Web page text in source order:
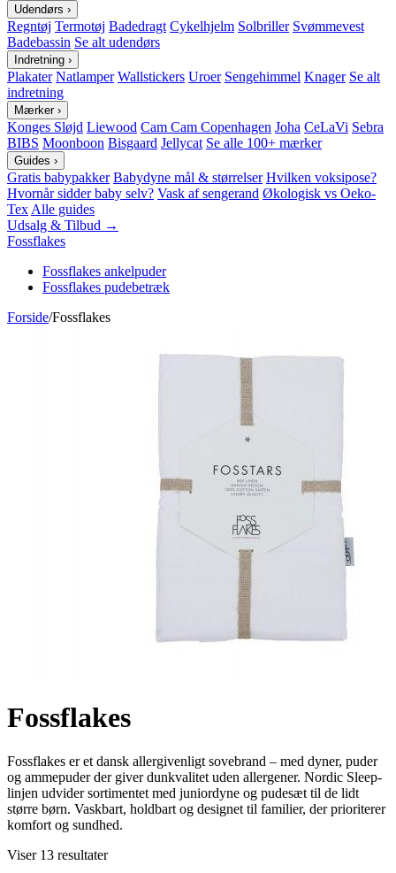
Udendørs ›
Regntøj Termotøj Badedragt Cykelhjelm Solbriller Svømmevest
Badebassin Se alt udendørs
Indretning ›
Plakater Natlamper Wallstickers Uroer Sengehimmel Knager Se alt
indretning
Mærker ›
Konges Sløjd Liewood Cam Cam Copenhagen Joha CeLaVi Sebra
BIBS Moonboon Bisgaard Jellycat Se alle 100+ mærker
Guides ›
Gratis babypakker Babydyne mål & størrelser Hvilken voksipose?
Hvornår sidder baby selv? Vask af sengerand Økologisk vs Oeko-
Tex Alle guides
Udsalg & Tilbud →
Fossflakes
Fossflakes ankelpuder
Fossflakes pudebetræk
Forside/Fossflakes
Fossflakes
Fossflakes er et dansk allergivenligt sovebrand – med dyner, puder
og ammepuder der giver dunkvalitet uden allergener. Nordic Sleep-
linjen udvider sortimentet med juniordyne og pudesæt til de lidt
større børn. Vaskbart, holdbart og designet til familier, der prioriterer
komfort og sundhed.
Viser 13 resultaterSorteret